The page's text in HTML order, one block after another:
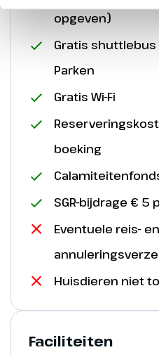
opgeven)
Gratis shuttlebus
Parken
Gratis Wi-Fi
boeking
SGR-bijdrage € 5
Eventuele reis-
Huisdieren niet
Faciliteiten